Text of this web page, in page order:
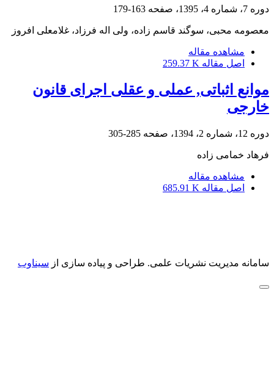
دوره 7، شماره 4، 1395، صفحه 163-179
معصومه محبی، سوگند قاسم زاده، ولی اله فرزاد، غلامعلی افروز
مشاهده مقاله
اصل مقاله 259.37 K
موانع اثباتی, عملی و عقلی اجرای قانون
خارجی
دوره 12، شماره 2، 1394، صفحه 285-305
فرهاد خمامی زاده
مشاهده مقاله
اصل مقاله 685.91 K
سامانه مدیریت نشریات علمی. طراحی و پیاده سازی از سیناوب